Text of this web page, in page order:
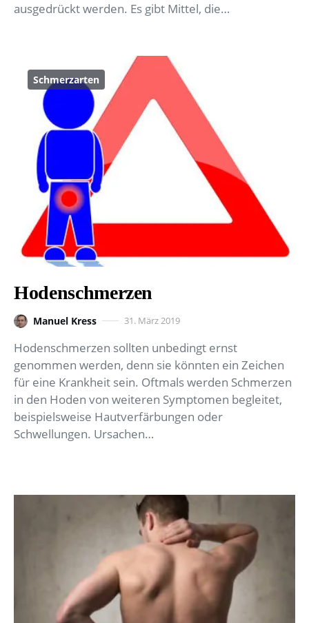
ausgedrückt werden. Es gibt Mittel, die…
Schmerzarten
Hodenschmerzen
Manuel Kress 31. März 2019
Hodenschmerzen sollten unbedingt ernst
genommen werden, denn sie könnten ein Zeichen
für eine Krankheit sein. Oftmals werden Schmerzen
in den Hoden von weiteren Symptomen begleitet,
beispielsweise Hautverfärbungen oder
Schwellungen. Ursachen…